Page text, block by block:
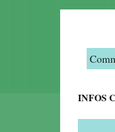
INFOS